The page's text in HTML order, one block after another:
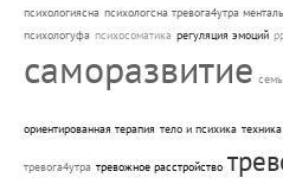
психологиясна психологсна тревога4утра
психологуфа психосоматика регуляция эмоций
саморазвитие
ориентированная терапия тело и психика
тревога4утра тревожное расстройство